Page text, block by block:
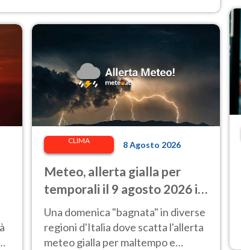
CLIMA 8 Agosto 2026
Meteo, allerta gialla per
temporali il 9 agosto 2026 in
Italia: ecco dove
Una domenica "bagnata" in diverse
regioni d'Italia dove scatta l'allerta
meteo gialla per maltempo e